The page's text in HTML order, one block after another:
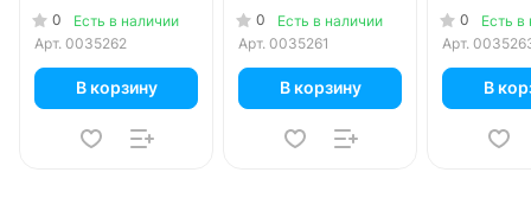
шт. в уп.
0
Есть в наличии
Арт. 0035262
В корзину
0
Есть в наличии
Арт. 0035261
В корзину
пэт, 6 шт.
0
Есть в
Арт.
В